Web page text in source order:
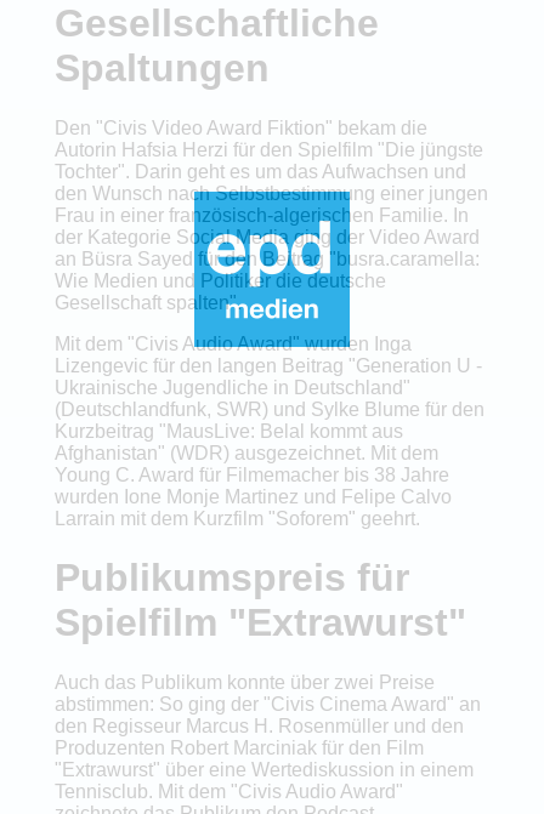
Gesellschaftliche
Spaltungen
Den "Civis Video Award Fiktion" bekam die
Autorin Hafsia Herzi für den Spielfilm "Die jüngste
Tochter". Darin geht es um das Aufwachsen und
den Wunsch nach Selbstbestimmung einer jungen
Frau in einer französisch-algerischen Familie. In
der Kategorie Social Media ging der Video Award
an Büsra Sayed für den Beitrag "busra.caramella:
Wie Medien und Politiker die deutsche
Gesellschaft spalten".
Mit dem "Civis Audio Award" wurden Inga
Lizengevic für den langen Beitrag "Generation U -
Ukrainische Jugendliche in Deutschland"
(Deutschlandfunk, SWR) und Sylke Blume für den
Kurzbeitrag "MausLive: Belal kommt aus
Afghanistan" (WDR) ausgezeichnet. Mit dem
Young C. Award für Filmemacher bis 38 Jahre
wurden Ione Monje Martinez und Felipe Calvo
Larrain mit dem Kurzfilm "Soforem" geehrt.
Publikumspreis für
Spielfilm "Extrawurst"
Auch das Publikum konnte über zwei Preise
abstimmen: So ging der "Civis Cinema Award" an
den Regisseur Marcus H. Rosenmüller und den
Produzenten Robert Marciniak für den Film
"Extrawurst" über eine Wertediskussion in einem
Tennisclub. Mit dem "Civis Audio Award"